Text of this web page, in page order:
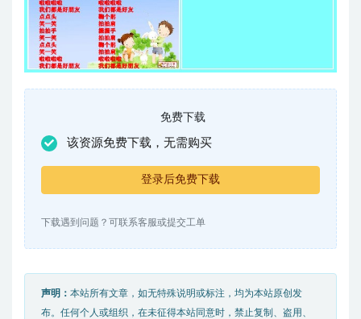
免费下载
该资源免费下载，无需购买
登录后免费下载
下载遇到问题？可联系客服或提交工单
声明： 本站所有文章，如无特殊说明或标注，均为本站原创发
布。任何个人或组织，在未征得本站同意时，禁止复制、盗用、